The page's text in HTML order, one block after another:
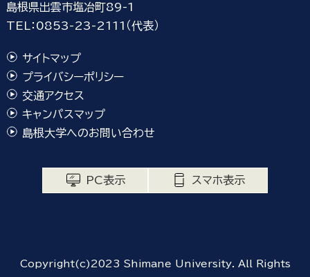
島根県出雲市塩冶町89-1
TEL：0853-23-2111（代表）
サイトマップ
プライバシーポリシー
交通アクセス
キャンパスマップ
島根大学へのお問い合わせ
PC表示 スマホ表示
Copyright(c)2023 Shimane University. All Rights